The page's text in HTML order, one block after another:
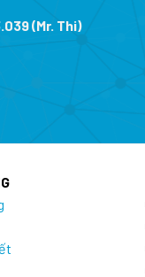
(Mr. Thi)